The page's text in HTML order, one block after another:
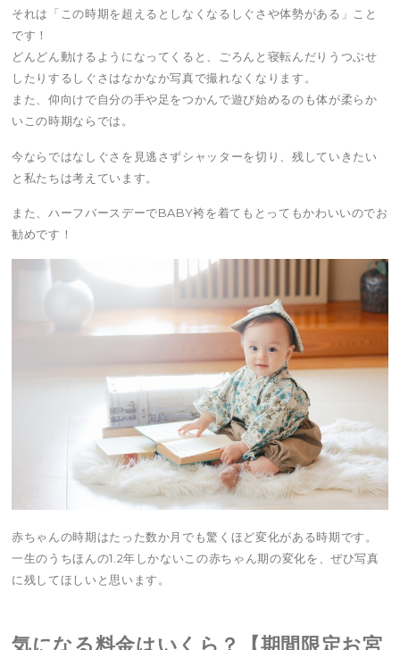
それは「この時期を超えるとしなくなるしぐさや体勢がある」こと
です！
どんどん動けるようになってくると、ごろんと寝転んだりうつぶせ
したりするしぐさはなかなか写真で撮れなくなります。
また、仰向けで自分の手や足をつかんで遊び始めるのも体が柔らか
いこの時期ならでは。
今ならではなしぐさを見逃さずシャッターを切り、残していきたい
と私たちは考えています。
また、ハーフバースデーでBABY袴を着てもとってもかわいいのでお
勧めです！
赤ちゃんの時期はたった数か月でも驚くほど変化がある時期です。
一生のうちほんの1.2年しかないこの赤ちゃん期の変化を、ぜひ写真
に残してほしいと思います。
気になる料金はいくら？【期間限定お宮